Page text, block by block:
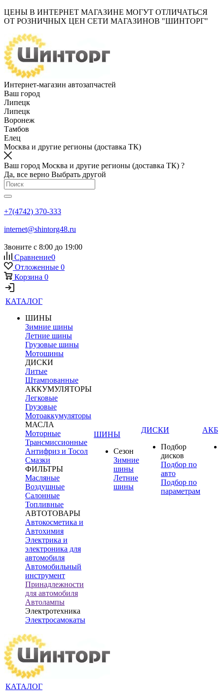
ЦЕНЫ В ИНТЕРНЕТ МАГАЗИНЕ МОГУТ ОТЛИЧАТЬСЯ
ОТ РОЗНИЧНЫХ ЦЕН СЕТИ МАГАЗИНОВ "ШИНТОРГ"
Интернет-магазин автозапчастей
Ваш город
Липецк
Липецк
Воронеж
Тамбов
Елец
Москва и другие регионы (доставка ТК)
Ваш город Москва и другие регионы (доставка ТК) ?
Да, все верно Выбрать другой
+7(4742) 370-333
internet@shintorg48.ru
Звоните с 8:00 до 19:00
Сравнение0
Отложенные 0
Корзина 0
КАТАЛОГ
ШИНЫ
Зимние шины
Летние шины
Грузовые шины
Мотошины
ДИСКИ
Литые
Штампованные
АККУМУЛЯТОРЫ
Легковые
Грузовые
Мотоаккумуляторы
МАСЛА
Моторные
Трансмиссионные
Антифриз и Тосол
Смазки
ФИЛЬТРЫ
Масляные
Воздушные
Салонные
Топливные
АВТОТОВАРЫ
Автокосметика и
Автохимия
Электрика и
электроника для
автомобиля
Автомобильный
инструмент
Принадлежности
для автомобиля
Автолампы
Электротехника
Электросамокаты
ШИНЫ
Сезон
Зимние
шины
Летние
шины
ДИСКИ
Подбор
дисков
Подбор по
авто
Подбор по
параметрам
АКБ
КАТАЛОГ